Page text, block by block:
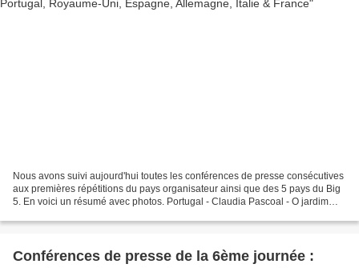
Nous avons suivi aujourd'hui toutes les conférences de presse consécutives
aux premières répétitions du pays organisateur ainsi que des 5 pays du Big
5. En voici un résumé avec photos. Portugal - Claudia Pascoal - O jardim
Conférences de presse de la 6ème journée :